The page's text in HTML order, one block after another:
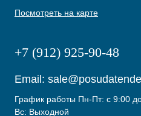
Посмотреть на карте
+7 (912) 925-90-48
Email:
График работы Пн-Пт: с 9:00
Вс: Выходной